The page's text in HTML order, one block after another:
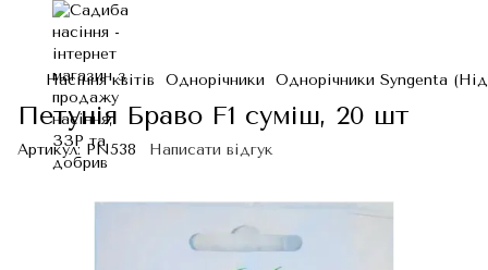
Насіння квітів Однорічники Однорічники Syngenta
Петунія Браво F1 суміш, 20 шт
Артикул: PN538 Написати відгук